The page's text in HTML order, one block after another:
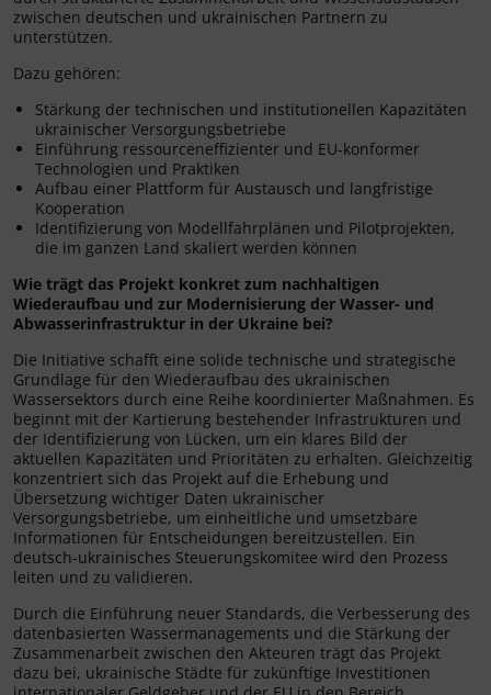
zwischen deutschen und ukrainischen Partnern zu
unterstützen.
Dazu gehören:
Stärkung der technischen und institutionellen Kapazitäten
ukrainischer Versorgungsbetriebe
Einführung ressourceneffizienter und EU-konformer
Technologien und Praktiken
Aufbau einer Plattform für Austausch und langfristige
Kooperation
Identifizierung von Modellfahrplänen und Pilotprojekten,
die im ganzen Land skaliert werden können
Wie trägt das Projekt konkret zum nachhaltigen
Wiederaufbau und zur Modernisierung der Wasser- und
Abwasserinfrastruktur in der Ukraine bei?
Die Initiative schafft eine solide technische und strategische
Grundlage für den Wiederaufbau des ukrainischen
Wassersektors durch eine Reihe koordinierter Maßnahmen. Es
beginnt mit der Kartierung bestehender Infrastrukturen und
der Identifizierung von Lücken, um ein klares Bild der
aktuellen Kapazitäten und Prioritäten zu erhalten. Gleichzeitig
konzentriert sich das Projekt auf die Erhebung und
Übersetzung wichtiger Daten ukrainischer
Versorgungsbetriebe, um einheitliche und umsetzbare
Informationen für Entscheidungen bereitzustellen. Ein
deutsch-ukrainisches Steuerungskomitee wird den Prozess
leiten und zu validieren.
Durch die Einführung neuer Standards, die Verbesserung des
datenbasierten Wassermanagements und die Stärkung der
Zusammenarbeit zwischen den Akteuren trägt das Projekt
dazu bei, ukrainische Städte für zukünftige Investitionen